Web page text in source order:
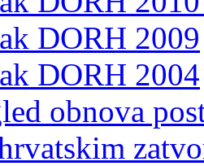
DORH 2009
DORH 2004
obnova